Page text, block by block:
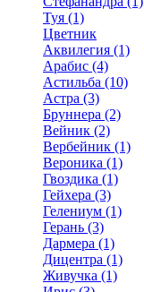
Туя (1)
Цветник
Аквилегия (1)
Арабис (4)
Астильба (10)
Астра (3)
Бруннера (2)
Вейник (2)
Вербейник (1)
Вероника (1)
Гвоздика (1)
Гейхера (3)
Гелениум (1)
Герань (3)
Дармера (1)
Дицентра (1)
Живучка (1)